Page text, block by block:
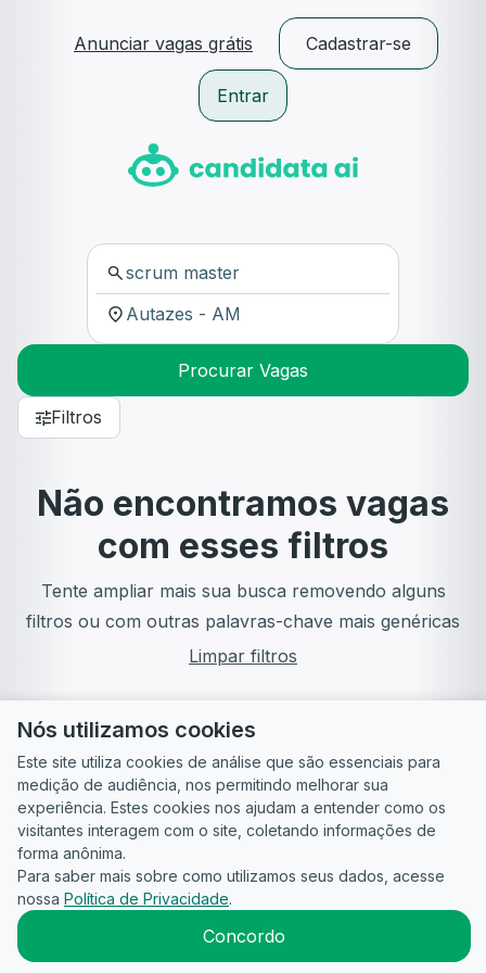
Anunciar vagas grátis Cadastrar-se
Entrar
Procurar Vagas
Filtros
Não encontramos vagas
com esses filtros
Tente ampliar mais sua busca removendo alguns
filtros ou com outras palavras-chave mais genéricas
Limpar filtros
Guia do
Candidato
Para
empresas
Política de
Privacidade
Termos
2026CandidataAI
Nós utilizamos cookies
Este site utiliza cookies de análise que são essenciais para
medição de audiência, nos permitindo melhorar sua
experiência. Estes cookies nos ajudam a entender como os
visitantes interagem com o site, coletando informações de
forma anônima.
Para saber mais sobre como utilizamos seus dados, acesse
nossa Política de Privacidade.
Concordo